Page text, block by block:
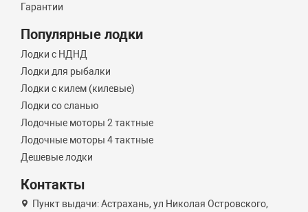
Гарантии
Популярные лодки
Лодки с НДНД
Лодки для рыбалки
Лодки с килем (килевые)
Лодки со сланью
Лодочные моторы 2 тактные
Лодочные моторы 4 тактные
Дешевые лодки
Контакты
Пункт выдачи: Астрахань, ул Николая Островского,